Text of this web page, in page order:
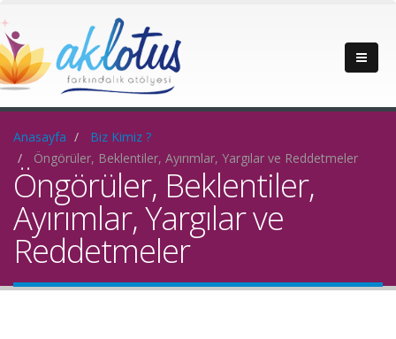
Anasayfa
Biz Kimiz ?
Öngörüler, Beklentiler, Ayırımlar, Yargılar ve Reddetmeler
Öngörüler, Beklentiler,
Ayırımlar, Yargılar ve
Reddetmeler